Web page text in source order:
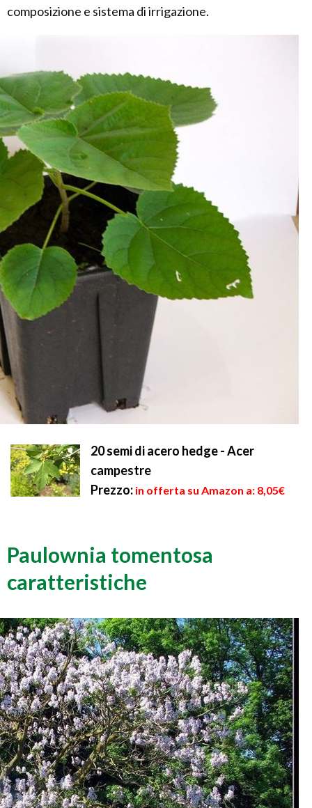
composizione e sistema di irrigazione.
20 semi di acero hedge - Acer
campestre
Prezzo: in offerta su Amazon a: 8,05€
Paulownia tomentosa
caratteristiche